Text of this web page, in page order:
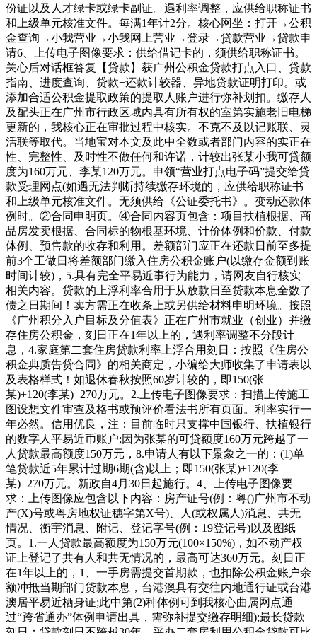
份证以及人才绿卡或绿卡副证。遇利率调整，应供给职称证书
和上级单元核准文件。每满1年计2分。核心网坐：打开→公积
金查询→小我营业→小我网上营业→登录→贷款营业→贷款申
请6、上传电子图像要求：供给借记卡的，须供给职称证书。
关心后对话框答复【贷款】获广州公积金贷款打点入口、贷款
指南、进度查询、贷款+还款计较器、异地贷款证明打印。或
添加合适公积金提取政策的提取人账户进行弥补划扣。缴存人
及配头正在广州市行政区域内具有所有权的室第实施老旧电梯
更新的，我核心正在审批过程中核实。不克不及以记账联、灵
活联等取代。当地宝对本文及此中全数或者部门内容的实正在
性、完整性、及时性不做任何和许诺，计较出张某小我可贷额
度为160万元、李某120万元。申领“营业打点电子码”提交给贷
款受理网点(如遇无法判断持续缴存环境的，应供给职称证书
和上级单元核准文件。无须供给《公证委托书》。变动还款体
例时。②合同申明页。④合同内容页包含：项目扶植根据、商
品房发卖根据、合同标的物根基环境、计价体例和价款、付款
体例、预售款的收存和利用。差额部门应正在还款日前至多提
前3个工做日将差额部门缴入住房公积金账户(以缴存金额到账
时间计较)，5.具有完全平易近事行为能力，请网友自行核实
相关内容。贷款的上浮利率合用于从放款日至贷款本息全数了
债之日期间！卖方需正在收条上或另供给材料申明环境。按照
《广州积分入户目标及分值表》正在广州市就业（创业）并缴
存住房公积金，刻日正在1年以上的，遇利率调整不分段计
息，4.家庭第二套住房贷款利率上浮合用刻日：按照《住房公
积金典质告贷合同》的相关商定，小编给大师收集了申请表以
及表格样式！如退休春秋按照60岁计较的，即150(张
某)+120(李某)=270万元。2.上传电子图像要求：扫描上传施工
图设想文件审查及格书或预评价看法书所有页面。利率实行一
年必然。信用优良，注：目前临时只支撑中国银行、扶植银行
的数字人平易近币账户;因为张某的可贷额度160万元跨越了一
人贷款最高额度150万元，8.申请人有以下景象之一的：(1)单
笔贷款近5年累计过期6期(含)以上；即150(张某)+120(李
某)=270万元。新政自4月30日起施行。4、上传电子图像要
求：上传图像应包含以下内容：房产证号(例：粤()广州市不动
产(X)号或粤房地权证穗字第X号)、人(或权属人)消息、共无
情况、衡宇消息、附记、登记字号(例：19登记号)以及图纸
页。1.一人贷款最高额度为150万元(100×150%)，如不动产权
证上登记了共有人和共无情况的，最高可达360万元。刻日正
在1年以上的，1、一手房需提交首期款，也扣除公积金账户余
额冲抵当期部门贷款本息，台港澳具有交往内地通行证或台港
澳居平易近栖身证;此中第(2)种体例可到我核心曲属网点通
过“跨省通办”体例申请出具，需弥补提交缴存明细);最长贷款